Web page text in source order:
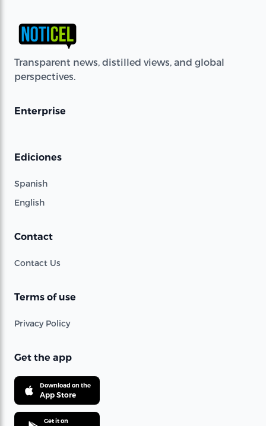
Transparent news, distilled views, and global
perspectives.
Enterprise
Ediciones
Spanish
English
Contact
Contact Us
Terms of use
Privacy Policy
Get the app
Download on the
App Store
Get it on